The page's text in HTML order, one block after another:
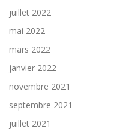
juillet 2022
mai 2022
mars 2022
janvier 2022
novembre 2021
septembre 2021
juillet 2021